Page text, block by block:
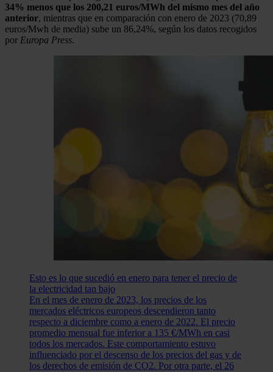
34% menos que los 200,21 euros/MWh del mismo mes del año
anterior, mientras que en comparación con enero de 2023 (70,89
euros/Mwh de media) sube un 86,24%, según los datos recogidos
por Europa Press.
Esto es lo que sucedió en enero para tener el precio de
la electricidad tan bajo
En el mes de enero de 2023, los precios de los
mercados eléctricos europeos descendieron tanto
respecto a diciembre como a enero de 2022. El precio
promedio mensual fue inferior a 135 €/MWh en casi
todos los mercados. Este comportamiento estuvo
influenciado por el descenso de los precios del gas y de
los derechos de emisión de CO2. Por otra parte, el 26